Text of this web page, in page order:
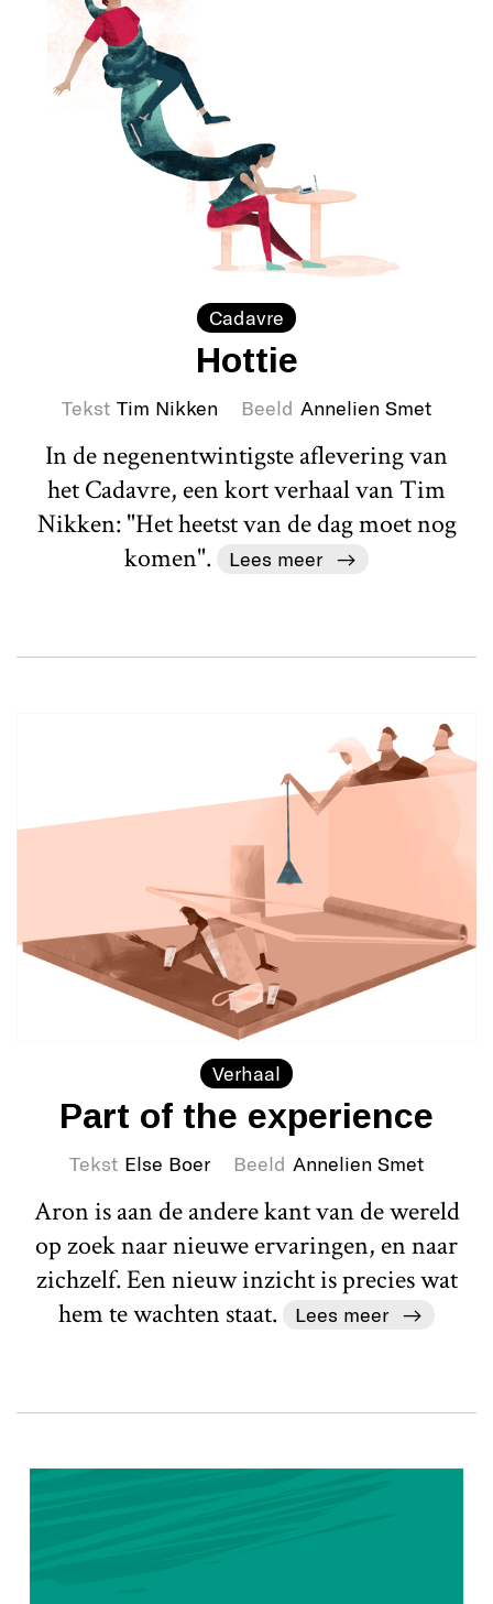
Cadavre
Hottie
Tekst Tim Nikken Beeld Annelien Smet
In de negenentwintigste aflevering van
het Cadavre, een kort verhaal van Tim
Nikken: "Het heetst van de dag moet nog
komen".
Lees meer
Verhaal
Part of the experience
Tekst Else Boer Beeld Annelien Smet
Aron is aan de andere kant van de wereld
op zoek naar nieuwe ervaringen, en naar
zichzelf. Een nieuw inzicht is precies wat
hem te wachten staat.
Lees meer